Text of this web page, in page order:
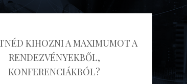
KIHOZNI A MAXIMUMOT A
RENDEZVÉNYEKBŐL,
KONFERENCIÁKBÓL?